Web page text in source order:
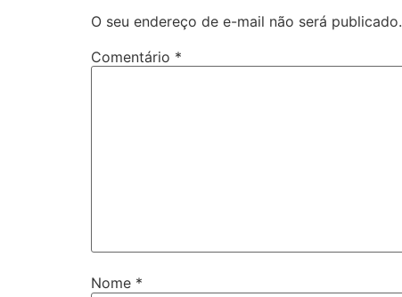
O seu endereço de e-mail não será publicado.
Comentário *
Nome *